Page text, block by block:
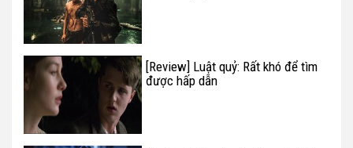
[Review] Luật quỷ: Rất khó để tìm
được hấp dẫn